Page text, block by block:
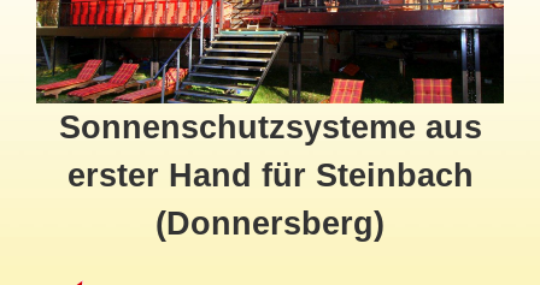
Sonnenschutzsysteme aus
erster Hand für Steinbach
(Donnersberg)